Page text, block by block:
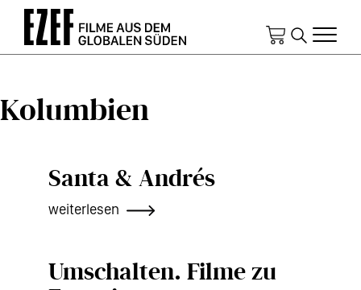
Direkt
Inhalt
Kolumbien
Santa & Andrés
weiterlesen
Umschalten. Filme zu